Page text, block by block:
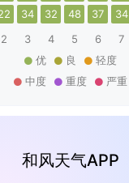
34 32 48 37 34
2 3 4 5 6 7
优
良
轻度
中度
重度 严重
和风天气APP